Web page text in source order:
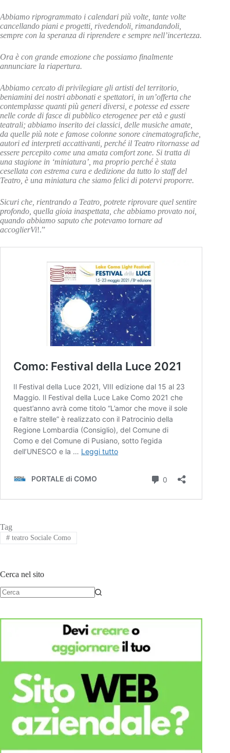
Abbiamo riprogrammato i calendari più volte, tante volte
cancellando piani e progetti, rivedendoli, rimandandoli,
sempre con la speranza di riprendere e sempre nell’incertezza.
Ora è con grande emozione che possiamo finalmente
annunciare la riapertura.
Abbiamo cercato di privilegiare gli artisti del territorio,
beniamini dei nostri abbonati e spettatori, in un’offerta che
contemplasse quanti più generi diversi, e potesse ed essere
nelle corde di fasce di pubblico eterogenee per età e gusti
teatrali; abbiamo inserito dei classici, delle musiche amate,
da quelle più note e famose colonne sonore cinematografiche,
autori ed interpreti accattivanti, perché il Teatro ritornasse ad
essere percepito come una amata comfort zone. Si tratta di
una stagione in ‘miniatura’, ma proprio perché è stata
cesellata con estrema cura e dedizione da tutto lo staff del
Teatro, è una miniatura che siamo felici di potervi proporre.
Sicuri che, rientrando a Teatro, potrete riprovare quel sentire
profondo, quella gioia inaspettata, che abbiamo provato noi,
quando abbiamo saputo che potevamo tornare ad
accoglierVi!.”
Tag
#teatro Sociale Como
Cerca nel sito